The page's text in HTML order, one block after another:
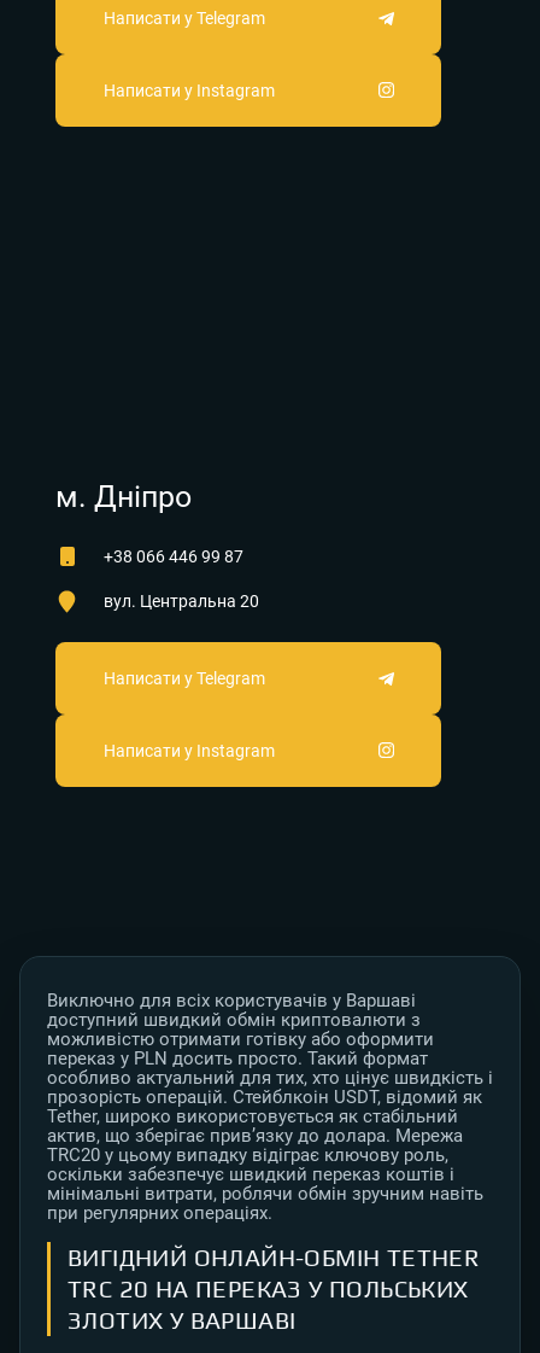
Написати у Telegram
Написати у Instagram
м. Дніпро
+38 066 446 99 87
вул. Центральна 20
Написати у Telegram
Написати у Instagram
Виключно для всіх користувачів у Варшаві
доступний швидкий обмін криптовалюти з
можливістю отримати готівку або оформити
переказ у PLN досить просто. Такий формат
особливо актуальний для тих, хто цінує швидкість і
прозорість операцій. Стейблкоін USDT, відомий як
Tether, широко використовується як стабільний
актив, що зберігає прив’язку до долара. Мережа
TRC20 у цьому випадку відіграє ключову роль,
оскільки забезпечує швидкий переказ коштів і
мінімальні витрати, роблячи обмін зручним навіть
при регулярних операціях.
ВИГІДНИЙ ОНЛАЙН-ОБМІН TETHER
TRC 20 НА ПЕРЕКАЗ У ПОЛЬСЬКИХ
ЗЛОТИХ У ВАРШАВІ